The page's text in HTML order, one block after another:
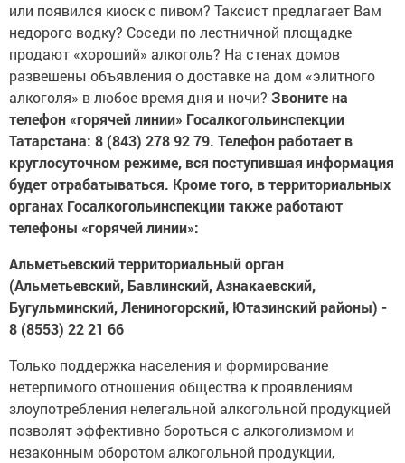
или появился киоск с пивом? Таксист предлагает Вам
недорого водку? Соседи по лестничной площадке
продают «хороший» алкоголь? На стенах домов
развешены объявления о доставке на дом «элитного
алкоголя» в любое время дня и ночи? Звоните на
телефон «горячей линии» Госалкогольинспекции
Татарстана: 8 (843) 278 92 79. Телефон работает в
круглосуточном режиме, вся поступившая информация
будет отрабатываться. Кроме того, в территориальных
органах Госалкогольинспекции также работают
телефоны «горячей линии»:
Альметьевский территориальный орган
(Альметьевский, Бавлинский, Азнакаевский,
Бугульминский, Лениногорский, Ютазинский районы) -
8 (8553) 22 21 66
Только поддержка населения и формирование
нетерпимого отношения общества к проявлениям
злоупотребления нелегальной алкогольной продукцией
позволят эффективно бороться с алкоголизмом и
незаконным оборотом алкогольной продукции,